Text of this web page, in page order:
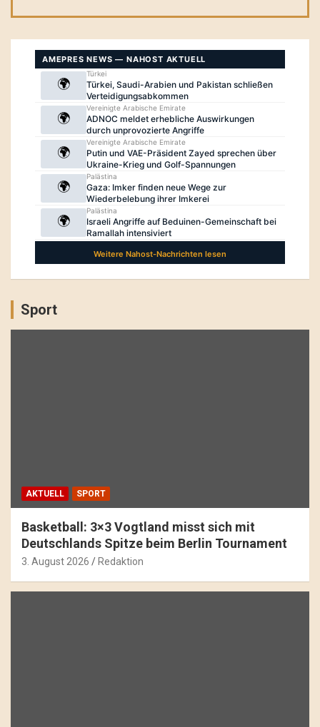
Sport
AKTUELL SPORT
Basketball: 3×3 Vogtland misst sich mit
Deutschlands Spitze beim Berlin Tournament
3. August 2026 Redaktion